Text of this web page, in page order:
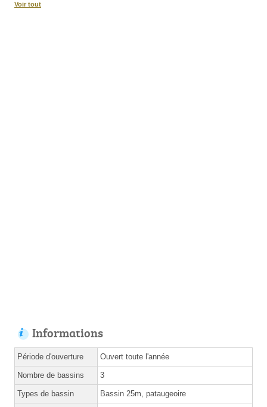
Voir tout
Informations
Période d'ouverture Ouvert toute l'année
Nombre de bassins 3
Types de bassin Bassin 25m, pataugeoire